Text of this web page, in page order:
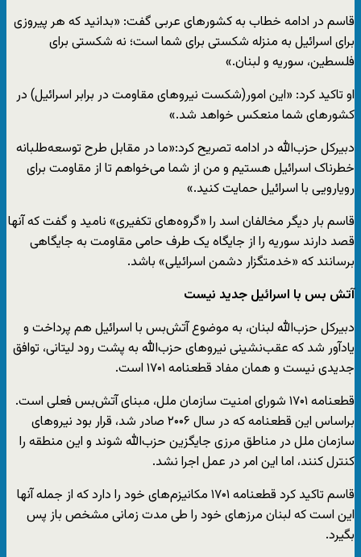
قاسم در ادامه خطاب به کشورهای عربی گفت: «بدانید که هر پیروزی
برای اسرائیل به منزله شکستی برای شما است؛ نه شکستی برای
فلسطین، سوریه و لبنان.»
او تاکید کرد: «این امور(شکست نیروهای مقاومت در برابر اسرائیل) در
کشورهای شما منعکس خواهد شد.»
دبیرکل حزب‌الله در ادامه تصریح کرد:«ما در مقابل طرح توسعه‌طلبانه
خطرناک اسرائیل هستیم و من از شما می‌خواهم تا از مقاومت برای
رویارویی با اسرائیل حمایت کنید.»
قاسم بار دیگر مخالفان اسد را «گروه‌های تکفیری» نامید و گفت که آنها
قصد دارند سوریه را از جایگاه یک طرف حامی مقاومت به جایگاهی
برسانند که «خدمتگزار دشمن اسرائیلی» باشد.
آتش بس با اسرائیل جدید نیست
دبیرکل حزب‌الله لبنان، به موضوع آتش‌بس با اسرائیل هم پرداخت و
یادآور شد که عقب‌نشینی نیروهای حزب‌الله به پشت رود لیتانی، توافق
جدیدی نیست و همان مفاد قطعنامه ۱۷۰۱ است.
قطعنامه ۱۷۰۱ شورای امنیت سازمان ملل، مبنای آتش‌بس فعلی است.
براساس این قطعنامه که در سال ۲۰۰۶ صادر شد، قرار بود نیروهای
سازمان ملل در مناطق مرزی جایگزین حزب‌الله شوند و این منطقه را
کنترل کنند، اما این امر در عمل اجرا نشد.
قاسم تاکید کرد قطعنامه ۱۷۰۱ مکانیزم‌های خود را دارد که از جمله آنها
این است که لبنان مرزهای خود را طی مدت زمانی مشخص باز پس
بگیرد.